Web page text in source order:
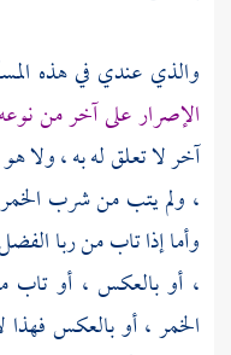
والذي عندي في هذه
الإصرار على آخر من
آخر لا تعلق له به ، ولا
، ولم يتب من شرب
وأما إذا تاب من ربا
، أو بالعكس ، أو
الخمر ، أو بالعكس